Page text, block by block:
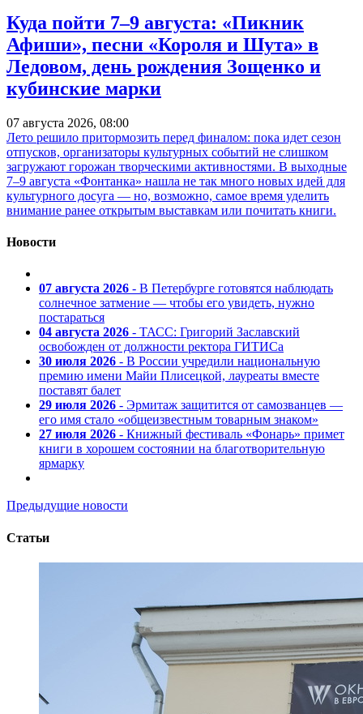
Куда пойти 7–9 августа: «Пикник
Афиши», песни «Короля и Шута» в
Ледовом, день рождения Зощенко и
кубинские марки
07 августа 2026, 08:00
Лето решило притормозить перед финалом: пока идет сезон
отпусков, организаторы культурных событий не слишком
загружают горожан творческими активностями. В выходные
7–9 августа «Фонтанка» нашла не так много новых идей для
культурного досуга — но, возможно, самое время уделить
внимание ранее открытым выставкам или почитать книги.
Новости
07 августа 2026 - В Петербурге готовятся наблюдать
солнечное затмение — чтобы его увидеть, нужно
постараться
04 августа 2026 - ТАСС: Григорий Заславский
освобожден от должности ректора ГИТИСа
30 июля 2026 - В России учредили национальную
премию имени Майи Плисецкой, лауреаты вместе
поставят балет
29 июля 2026 - Эрмитаж защитится от самозванцев —
его имя стало «общеизвестным товарным знаком»
27 июля 2026 - Книжный фестиваль «Фонарь» примет
книги в хорошем состоянии на благотворительную
ярмарку
Предыдущие новости
Статьи